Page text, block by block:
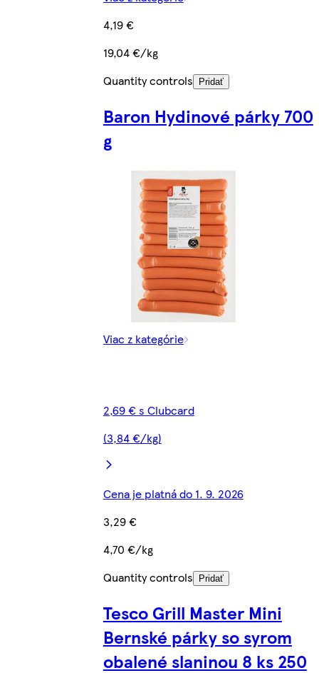
4,19 €
19,04 €/kg
Quantity controls
Pridať
Baron Hydinové párky 700
g
Viac z kategórie
2,69 € s Clubcard
(3,84 €/kg)
Cena je platná do 1. 9. 2026
3,29 €
4,70 €/kg
Quantity controls
Pridať
Tesco Grill Master Mini
Bernské párky so syrom
obalené slaninou 8 ks 250